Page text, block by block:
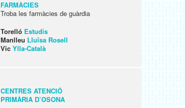
FARMÀCIES
Troba les farmàcies de guàrdia
Torelló Estudis
Manlleu Lluïsa Rosell
Vic Ylla-Català
CENTRES ATENCIÓ
PRIMÀRIA D’OSONA